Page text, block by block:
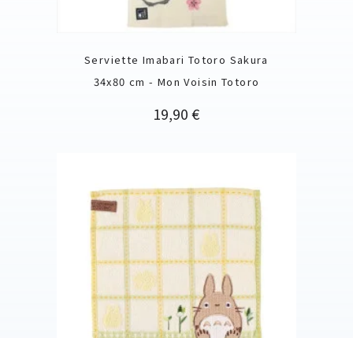
Serviette Imabari Totoro Sakura
34x80 cm - Mon Voisin Totoro
Prix
19,90 €